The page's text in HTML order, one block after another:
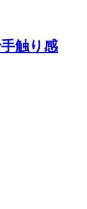
触り感